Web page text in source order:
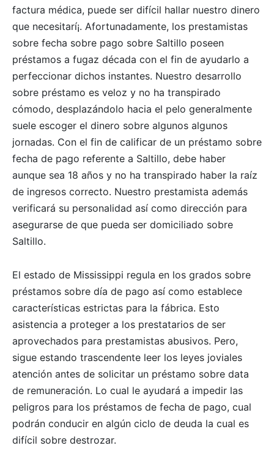
factura médica, puede ser difícil hallar nuestro dinero
que necesitarí¡. Afortunadamente, los prestamistas
sobre fecha sobre pago sobre Saltillo poseen
préstamos a fugaz década con el fin de ayudarlo a
perfeccionar dichos instantes. Nuestro desarrollo
sobre préstamo es veloz y no ha transpirado
cómodo, desplazándolo hacia el pelo generalmente
suele escoger el dinero sobre algunos algunos
jornadas. Con el fin de calificar de un préstamo sobre
fecha de pago referente a Saltillo, debe haber
aunque sea 18 años y no ha transpirado haber la raíz
de ingresos correcto. Nuestro prestamista además
verificará su personalidad así­ como dirección para
asegurarse de que pueda ser domiciliado sobre
Saltillo.
El estado de Mississippi regula en los grados sobre
préstamos sobre día de pago así­ como establece
características estrictas para la fábrica. Esto
asistencia a proteger a los prestatarios de ser
aprovechados para prestamistas abusivos. Pero,
sigue estando trascendente leer los leyes joviales
atención antes de solicitar un préstamo sobre data
de remuneración. Lo cual le ayudará a impedir las
peligros para los préstamos de fecha de pago, cual
podrán conducir en algún ciclo de deuda la cual es
difícil sobre destrozar.